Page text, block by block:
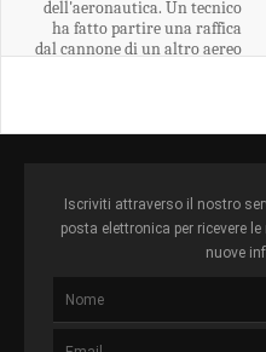
dell'aeronautica. Un tecnico
ha fatto partire una raffica
dal cannone di un altro aereo
Iscriviti attraverso il nostro
posta elettronica per ricevere
nuove